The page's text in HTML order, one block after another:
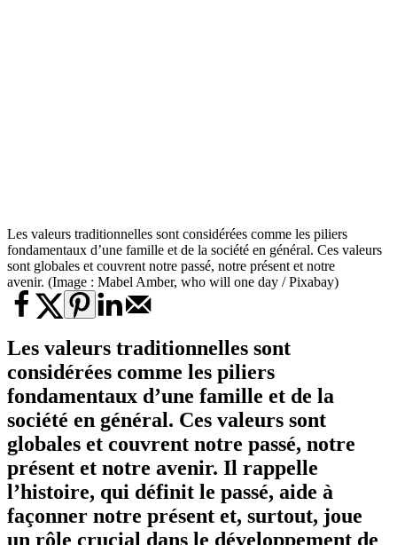
Les valeurs traditionnelles sont considérées comme les piliers
fondamentaux d’une famille et de la société en général. Ces valeurs
sont globales et couvrent notre passé, notre présent et notre
avenir. (Image : Mabel Amber, who will one day / Pixabay)
Les valeurs traditionnelles sont
considérées comme les piliers
fondamentaux d’une famille et de la
société en général. Ces valeurs sont
globales et couvrent notre passé, notre
présent et notre avenir. Il rappelle
l’histoire, qui définit le passé, aide à
façonner notre présent et, surtout, joue
un rôle crucial dans le développement de